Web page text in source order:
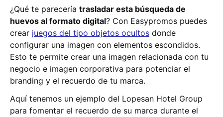
¿Qué te parecería trasladar esta búsqueda de
huevos al formato digital? Con Easypromos puedes
crear juegos del tipo objetos ocultos donde
configurar una imagen con elementos escondidos.
Esto te permite crear una imagen relacionada con tu
negocio e imagen corporativa para potenciar el
branding y el recuerdo de tu marca.
Aquí tenemos un ejemplo del Lopesan Hotel Group
para fomentar el recuerdo de su marca durante el